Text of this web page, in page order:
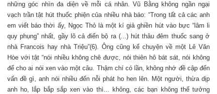
những góc nhìn đa diện về mỗi cá nhân. Vũ Bằng không ngần ngại
vạch trần tật hút thuốc phiện của nhiều nhà báo: “Trong tất cả các anh
em viết báo thời ấy, Ngọc Thỏ là một kí giả ghiền hút vào bực “lâm li
quy phụng” nhất, gầy lõ cả điến bộ ra (...) hút thâu đêm thuốc sang ở
nhà Francois hay nhà Triệu”(6). Ông cũng kể chuyện về một Lê Văn
Hòe với tật “nói nhiều không chê được, nói thiên hô bát sát, nói không
để cho ai nói xen vào một câu. Thậm chí có lần, không nhớ đề cập đến
vấn đề gì, anh nói nhiều đến nỗi phát ho hen lên. Một người, thừa dịp
anh ho, lắp bắp sắp xen vào thì... không, các bạn không thể tưởng